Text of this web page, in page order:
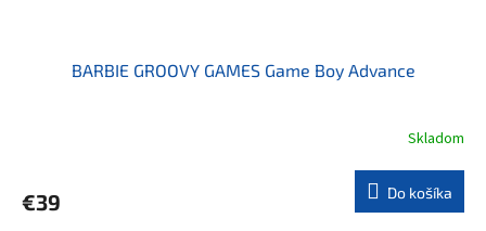
BARBIE GROOVY GAMES Game Boy Advance
Skladom
€39 Do košíka